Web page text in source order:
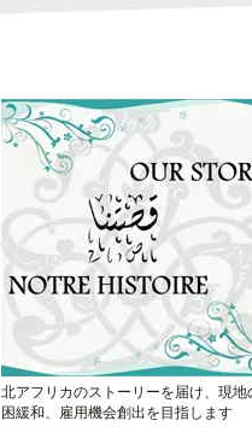
北アフリカのストーリーを届け、現地
困緩和、雇用機会創出を目指します